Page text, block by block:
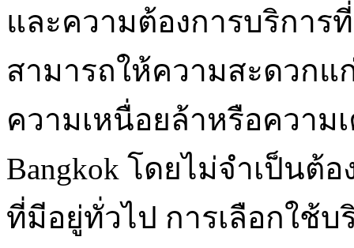
และความต้องการบริการ
สามารถให้ความสะดวก
ความเหนื่อยล้าหรือความเ
Bangkok โดยไม่จำเป็นต้
ที่มีอยู่ทั่วไป การเลือกใช้